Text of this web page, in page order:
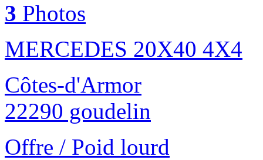
3 Photos
MERCEDES 20X40 4X4
Côtes-d'Armor
22290 goudelin
Offre / Poid lourd